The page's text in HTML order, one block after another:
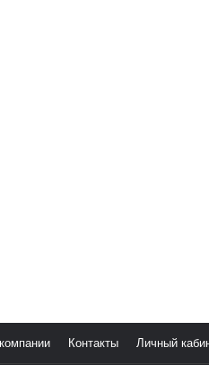
Контакты Личный